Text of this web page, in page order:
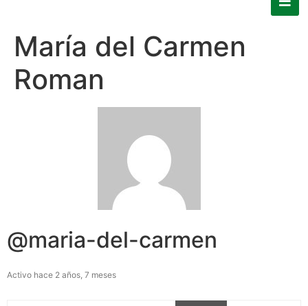
María del Carmen
Roman
@maria-del-carmen
Activo hace 2 años, 7 meses